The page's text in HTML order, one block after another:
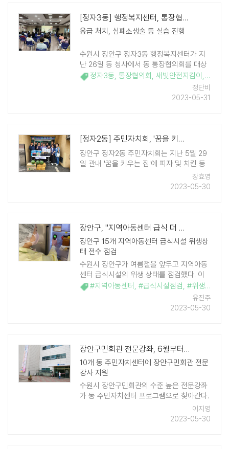
[정자3동] 행정복지센터, 통장협의회 대상 '새빛안전지킴이' 교육
응급 처치, 심폐소생술 등 실습 진행
수원시 장안구 정자3동 행정복지센터가 지
난 26일 동 청사에서 동 통장협의회를 대상
으로 '새빛안전지킴이' 교육을 진행했다. '새
빛안전지킴이' 교육은 주민들의 안전의식과
정자3동, 통장협의회 , 새빛안전지킴이 , 안전교
정단비
2023-05-31
[정자2동] 주민자치회, '꿈을 키우는 집'에 격려물품 전달
장안구 정자2동 주민자치회는 지난 5월 29
일 관내 '꿈을 키우는 집'에 피자 및 치킨 등
격려물품을 전달했다. 이번 나눔은 정자2동
주민자치회가 추진한 「2023년 만석거 벚꽃
장효영
2023-05-30
장안구, "지역아동센터 급식 더 안전하게"
장안구 15개 지역아동센터 급식시설 위생상
태 전수 점검
수원시 장안구가 여름철을 앞두고 지역아동
센터 급식시설의 위생 상태를 점검했다. 이
번 점검은 식중독 예방 등 지역아동센터를
이용하는 아동들에게 안전한 급식환경을 조
#지역아동센터 , #급식시설점검, #위생상태
유진주
2023-05-30
장안구민회관 전문강좌, 6월부터 동 주민자치센터로 찾아간다
10개 동 주민자치센터에 장안구민회관 전문
강사 지원
수원시 장안구민회관의 수준 높은 전문강좌
가 동 주민자치센터 프로그램으로 찾아간다.
장안구가 오는 6월부터 장안구민회관 강사
들이 진행하는 전문강좌를 10개 동 주민자치
이지영
2023-05-30